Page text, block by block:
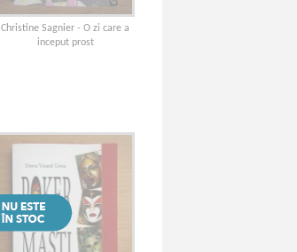
Christine Sagnier - O zi care a
inceput prost